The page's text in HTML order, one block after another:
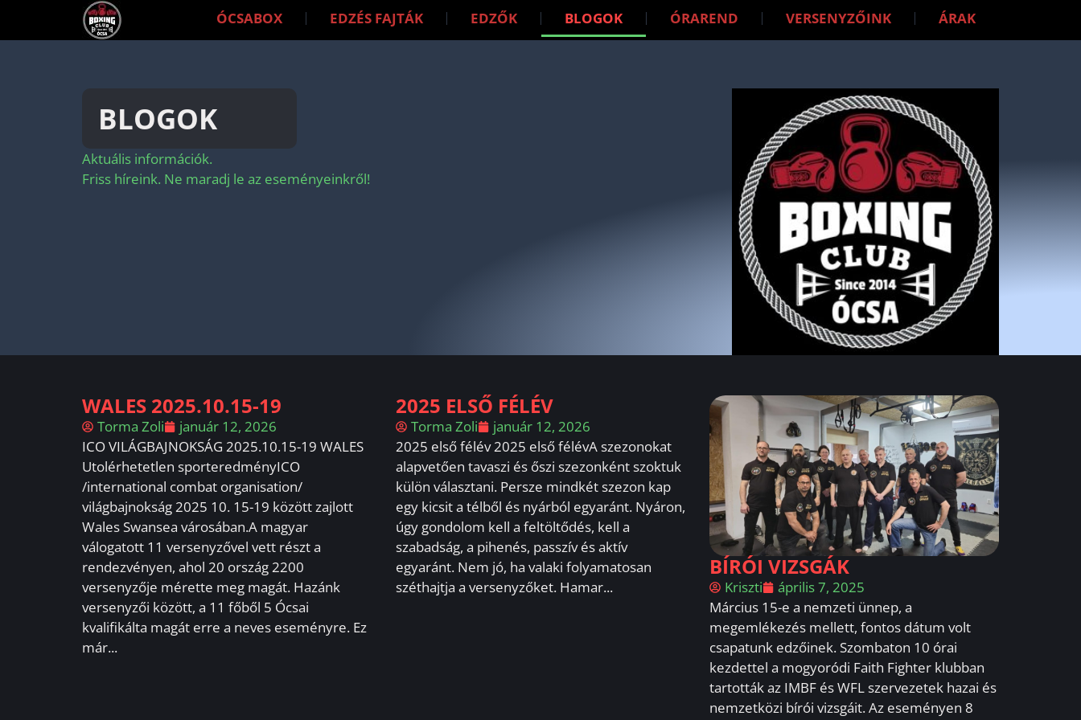
ÓCSABOX EDZÉS FAJTÁK EDZŐK BLOGOK ÓRAREND VERSENYZŐINK ÁRAK
BLOGOK
Aktuális információk.
Friss híreink. Ne maradj le az eseményeinkről!
WALES 2025.10.15-19
Torma Zoli
január 12, 2026
ICO VILÁGBAJNOKSÁG 2025.10.15-19 WALES
Utolérhetetlen sporteredményICO
/international combat organisation/
világbajnokság 2025 10. 15-19 között zajlott
Wales Swansea városában.A magyar
válogatott 11 versenyzővel vett részt a
rendezvényen, ahol 20 ország 2200
versenyzője mérette meg magát. Hazánk
versenyzői között, a 11 főből 5 Ócsai
kvalifikálta magát erre a neves eseményre. Ez
már...
2025 ELSŐ FÉLÉV
Torma Zoli
január 12, 2026
2025 első félév 2025 első félévA szezonokat
alapvetően tavaszi és őszi szezonként szoktuk
külön választani. Persze mindkét szezon kap
egy kicsit a télből és nyárból egyaránt. Nyáron,
úgy gondolom kell a feltöltődés, kell a
szabadság, a pihenés, passzív és aktív
egyaránt. Nem jó, ha valaki folyamatosan
széthajtja a versenyzőket. Hamar...
BÍRÓI VIZSGÁK
Kriszti
április 7, 2025
Március 15-e a nemzeti ünnep, a
megemlékezés mellett, fontos dátum volt
csapatunk edzőinek. Szombaton 10 órai
kezdettel a mogyoródi Faith Fighter klubban
tartották az IMBF és WFL szervezetek hazai és
nemzetközi bírói vizsgáit. Az eseményen 8